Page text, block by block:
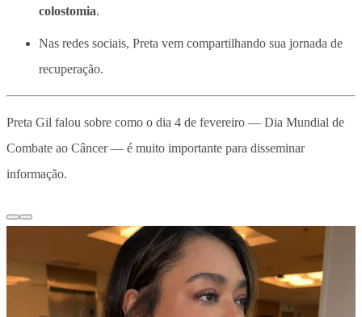
colostomia.
Nas redes sociais, Preta vem compartilhando sua jornada de
recuperação.
Preta Gil falou sobre como o dia 4 de fevereiro — Dia Mundial de
Combate ao Câncer — é muito importante para disseminar
informação.